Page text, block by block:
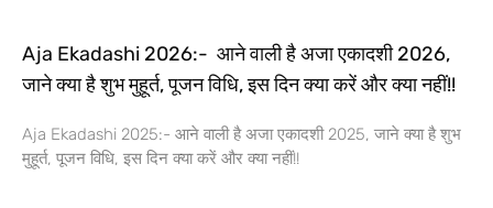
Aja Ekadashi 2026:- आने वाली है अजा एकादशी 2026,
जाने क्या है शुभ मुहूर्त, पूजन विधि, इस दिन क्या करें और क्या नहीं!!
Aja Ekadashi 2025:- आने वाली है अजा एकादशी 2025, जाने क्या है शुभ
मुहूर्त, पूजन विधि, इस दिन क्या करें और क्या नहीं!!